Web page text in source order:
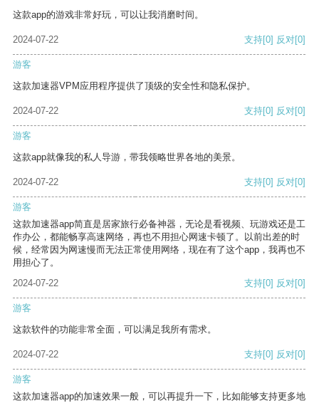
这款app的游戏非常好玩，可以让我消磨时间。
2024-07-22 支持[0] 反对[0]
游客
这款加速器VPM应用程序提供了顶级的安全性和隐私保护。
2024-07-22 支持[0] 反对[0]
游客
这款app就像我的私人导游，带我领略世界各地的美景。
2024-07-22 支持[0] 反对[0]
游客
这款加速器app简直是居家旅行必备神器，无论是看视频、玩游戏还是工
作办公，都能畅享高速网络，再也不用担心网速卡顿了。以前出差的时
候，经常因为网速慢而无法正常使用网络，现在有了这个app，我再也不
用担心了。
2024-07-22
支持[0] 反对[0]
游客
这款软件的功能非常全面，可以满足我所有需求。
2024-07-22 支持[0] 反对[0]
游客
这款加速器app的加速效果一般，可以再提升一下，比如能够支持更多地